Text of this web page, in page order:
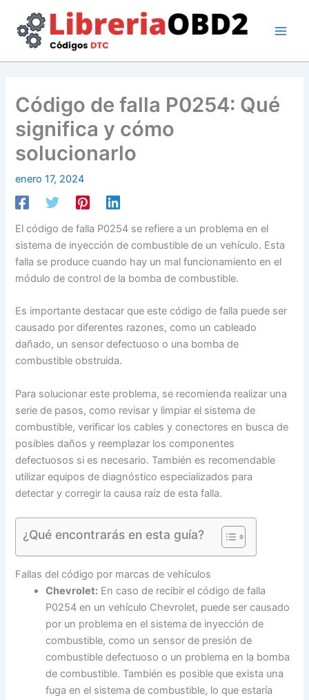
contenido
Código de falla P0254: Qué
significa y cómo
solucionarlo
enero 17, 2024
El código de falla P0254 se refiere a un problema en el
sistema de inyección de combustible de un vehículo. Esta
falla se produce cuando hay un mal funcionamiento en el
módulo de control de la bomba de combustible.
Es importante destacar que este código de falla puede ser
causado por diferentes razones, como un cableado
dañado, un sensor defectuoso o una bomba de
combustible obstruida.
Para solucionar este problema, se recomienda realizar una
serie de pasos, como revisar y limpiar el sistema de
combustible, verificar los cables y conectores en busca de
posibles daños y reemplazar los componentes
defectuosos si es necesario. También es recomendable
utilizar equipos de diagnóstico especializados para
detectar y corregir la causa raíz de esta falla.
¿Qué encontrarás en esta guía?
Fallas del código por marcas de vehículos
Chevrolet: En caso de recibir el código de falla
P0254 en un vehículo Chevrolet, puede ser causado
por un problema en el sistema de inyección de
combustible, como un sensor de presión de
combustible defectuoso o un problema en la bomba
de combustible. También es posible que exista una
fuga en el sistema de combustible, lo que estaría